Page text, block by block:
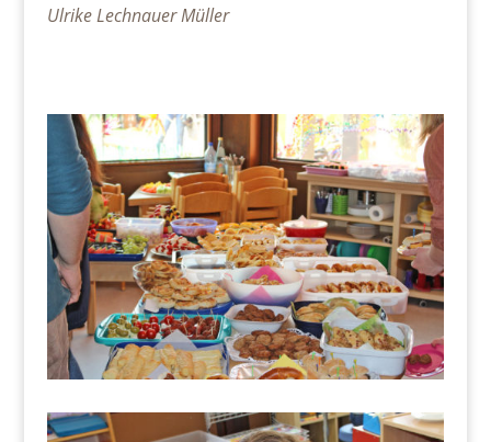
Ulrike Lechnauer Müller